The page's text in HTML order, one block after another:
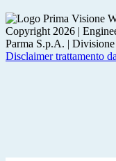
Copyright 2026 |
Parma S.p.A. |
Disclaimer trattamento